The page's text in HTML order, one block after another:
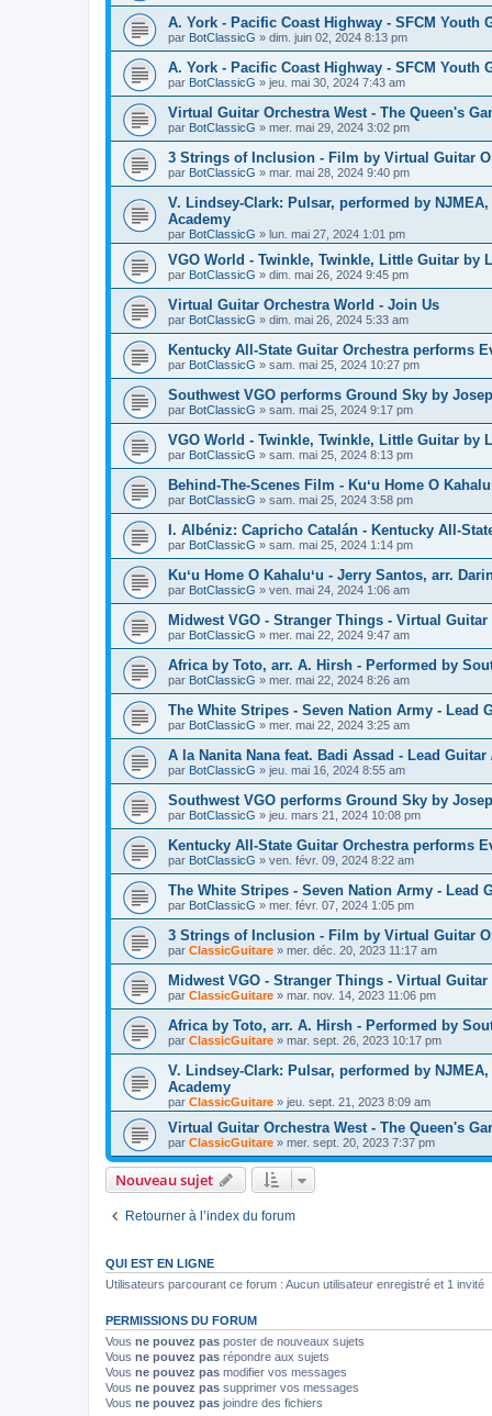
A. York - Pacific Coast Highway - SFCM Youth
par BotClassicG » dim. juin 02, 2024 8:13 pm
A. York - Pacific Coast Highway - SFCM Youth
par BotClassicG » jeu. mai 30, 2024 7:43 am
Virtual Guitar Orchestra West - The Queen's
par BotClassicG » mer. mai 29, 2024 3:02 pm
3 Strings of Inclusion - Film by Virtual Guitar
par BotClassicG » mar. mai 28, 2024 9:40 pm
V. Lindsey-Clark: Pulsar, performed by
Academy
par BotClassicG » lun. mai 27, 2024 1:01 pm
VGO World - Twinkle, Twinkle, Little Guitar by
par BotClassicG » dim. mai 26, 2024 9:45 pm
Virtual Guitar Orchestra World - Join Us
par BotClassicG » dim. mai 26, 2024 5:33 am
Kentucky All-State Guitar Orchestra performs
par BotClassicG » sam. mai 25, 2024 10:27 pm
Southwest VGO performs Ground Sky by
par BotClassicG » sam. mai 25, 2024 9:17 pm
VGO World - Twinkle, Twinkle, Little Guitar by
par BotClassicG » sam. mai 25, 2024 8:13 pm
Behind-The-Scenes Film - Kuʻu Home O
par BotClassicG » sam. mai 25, 2024 3:58 pm
I. Albéniz: Capricho Catalán - Kentucky All-
par BotClassicG » sam. mai 25, 2024 1:14 pm
Kuʻu Home O Kahaluʻu - Jerry Santos, arr.
par BotClassicG » ven. mai 24, 2024 1:06 am
Midwest VGO - Stranger Things - Virtual Guitar
par BotClassicG » mer. mai 22, 2024 9:47 am
Africa by Toto, arr. A. Hirsh - Performed by
par BotClassicG » mer. mai 22, 2024 8:26 am
The White Stripes - Seven Nation Army - Lead
par BotClassicG » mer. mai 22, 2024 3:25 am
A la Nanita Nana feat. Badi Assad - Lead
par BotClassicG » jeu. mai 16, 2024 8:55 am
Southwest VGO performs Ground Sky by
par BotClassicG » jeu. mars 21, 2024 10:08 pm
Kentucky All-State Guitar Orchestra performs
par BotClassicG » ven. févr. 09, 2024 8:22 am
The White Stripes - Seven Nation Army - Lead
par BotClassicG » mer. févr. 07, 2024 1:05 pm
3 Strings of Inclusion - Film by Virtual Guitar
par ClassicGuitare » mer. déc. 20, 2023 11:17 am
Midwest VGO - Stranger Things - Virtual Guitar
par ClassicGuitare » mar. nov. 14, 2023 11:06 pm
Africa by Toto, arr. A. Hirsh - Performed by
par ClassicGuitare » mar. sept. 26, 2023 10:17 pm
V. Lindsey-Clark: Pulsar, performed by
Academy
par ClassicGuitare » jeu. sept. 21, 2023 8:09 am
Virtual Guitar Orchestra West - The Queen's
par ClassicGuitare » mer. sept. 20, 2023 7:37 pm
Nouveau sujet
Retourner à l’index du forum
QUI EST EN LIGNE
Utilisateurs parcourant ce forum : Aucun utilisateur enregistré et 1 invité
PERMISSIONS DU FORUM
Vous ne pouvez pas poster de nouveaux sujets
Vous ne pouvez pas répondre aux sujets
Vous ne pouvez pas modifier vos messages
Vous ne pouvez pas supprimer vos messages
Vous ne pouvez pas joindre des fichiers